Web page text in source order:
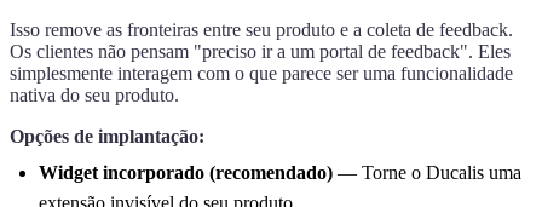
Isso remove as fronteiras entre seu produto e a coleta de feedback.
Os clientes não pensam "preciso ir a um portal de feedback". Eles
simplesmente interagem com o que parece ser uma funcionalidade
nativa do seu produto.
Opções de implantação:
Widget incorporado (recomendado) — Torne o Ducalis uma
extensão invisível do seu produto